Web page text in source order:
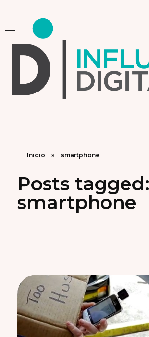
Inicio » smartphone
Posts tagged:
smartphone